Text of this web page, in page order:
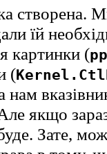
створена.
їй
картинки (
(
нам
якщо
Зате,